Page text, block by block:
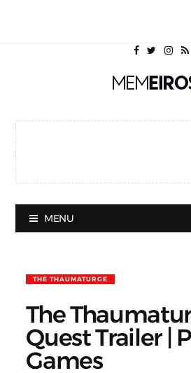
MENU
THE THAUMATURGE
The
Quest Trailer |
Games